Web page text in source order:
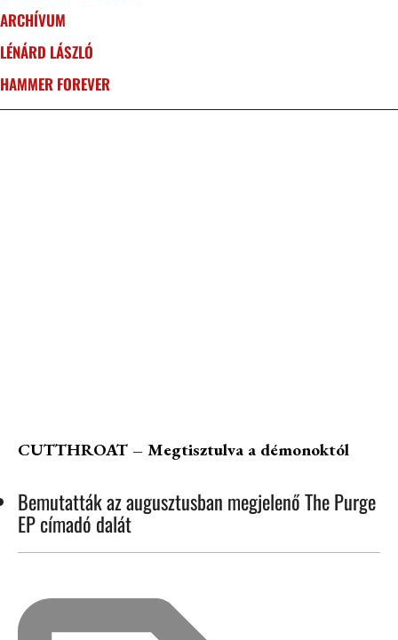
ARCHÍVUM
LÉNÁRD LÁSZLÓ
HAMMER FOREVER
CUTTHROAT – Megtisztulva a démonoktól
Bemutatták az augusztusban megjelenő The Purge
EP címadó dalát